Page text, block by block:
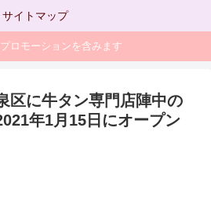
サイトマップ
ロモーションを含みます
区に牛タン専門店陣中の
年1月15日にオープン